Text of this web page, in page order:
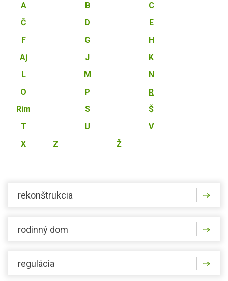
A B
C
Č
D
E
F
G
H
Aj
J
K
L
M
N
O
P
R
Rim
S
Š
T
U
V
X
Z Ž
rekonštrukcia
rodinný dom
regulácia